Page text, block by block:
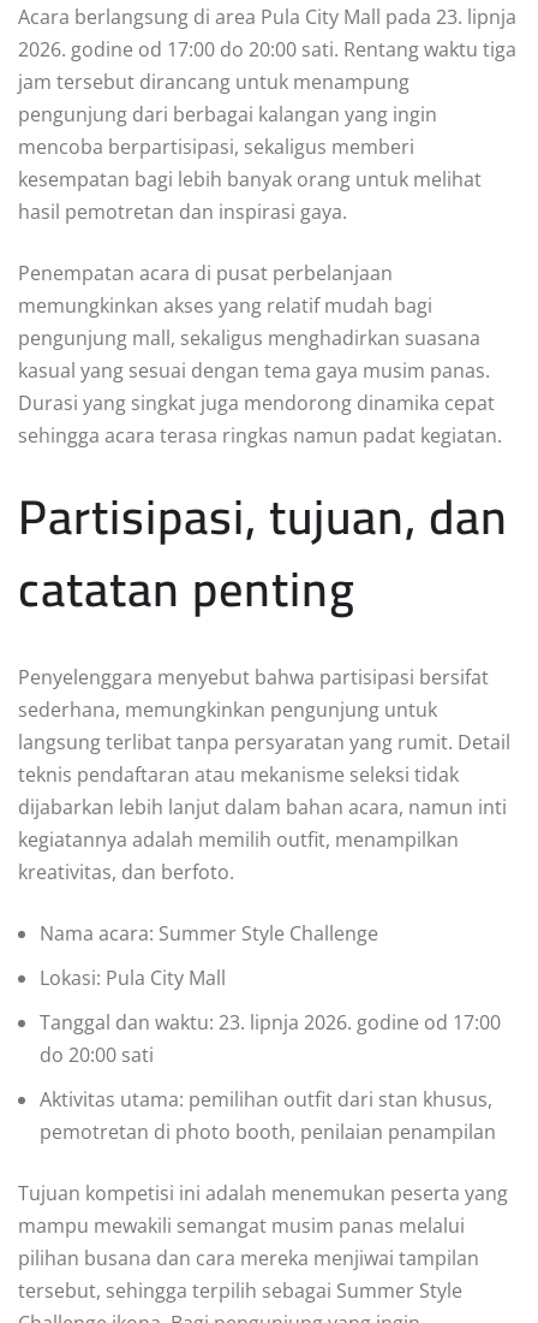
Acara berlangsung di area Pula City Mall pada 23. lipnja
2026. godine od 17:00 do 20:00 sati. Rentang waktu tiga
jam tersebut dirancang untuk menampung
pengunjung dari berbagai kalangan yang ingin
mencoba berpartisipasi, sekaligus memberi
kesempatan bagi lebih banyak orang untuk melihat
hasil pemotretan dan inspirasi gaya.
Penempatan acara di pusat perbelanjaan
memungkinkan akses yang relatif mudah bagi
pengunjung mall, sekaligus menghadirkan suasana
kasual yang sesuai dengan tema gaya musim panas.
Durasi yang singkat juga mendorong dinamika cepat
sehingga acara terasa ringkas namun padat kegiatan.
Partisipasi, tujuan, dan
catatan penting
Penyelenggara menyebut bahwa partisipasi bersifat
sederhana, memungkinkan pengunjung untuk
langsung terlibat tanpa persyaratan yang rumit. Detail
teknis pendaftaran atau mekanisme seleksi tidak
dijabarkan lebih lanjut dalam bahan acara, namun inti
kegiatannya adalah memilih outfit, menampilkan
kreativitas, dan berfoto.
Nama acara: Summer Style Challenge
Lokasi: Pula City Mall
Tanggal dan waktu: 23. lipnja 2026. godine od 17:00
do 20:00 sati
Aktivitas utama: pemilihan outfit dari stan khusus,
pemotretan di photo booth, penilaian penampilan
Tujuan kompetisi ini adalah menemukan peserta yang
mampu mewakili semangat musim panas melalui
pilihan busana dan cara mereka menjiwai tampilan
tersebut, sehingga terpilih sebagai Summer Style